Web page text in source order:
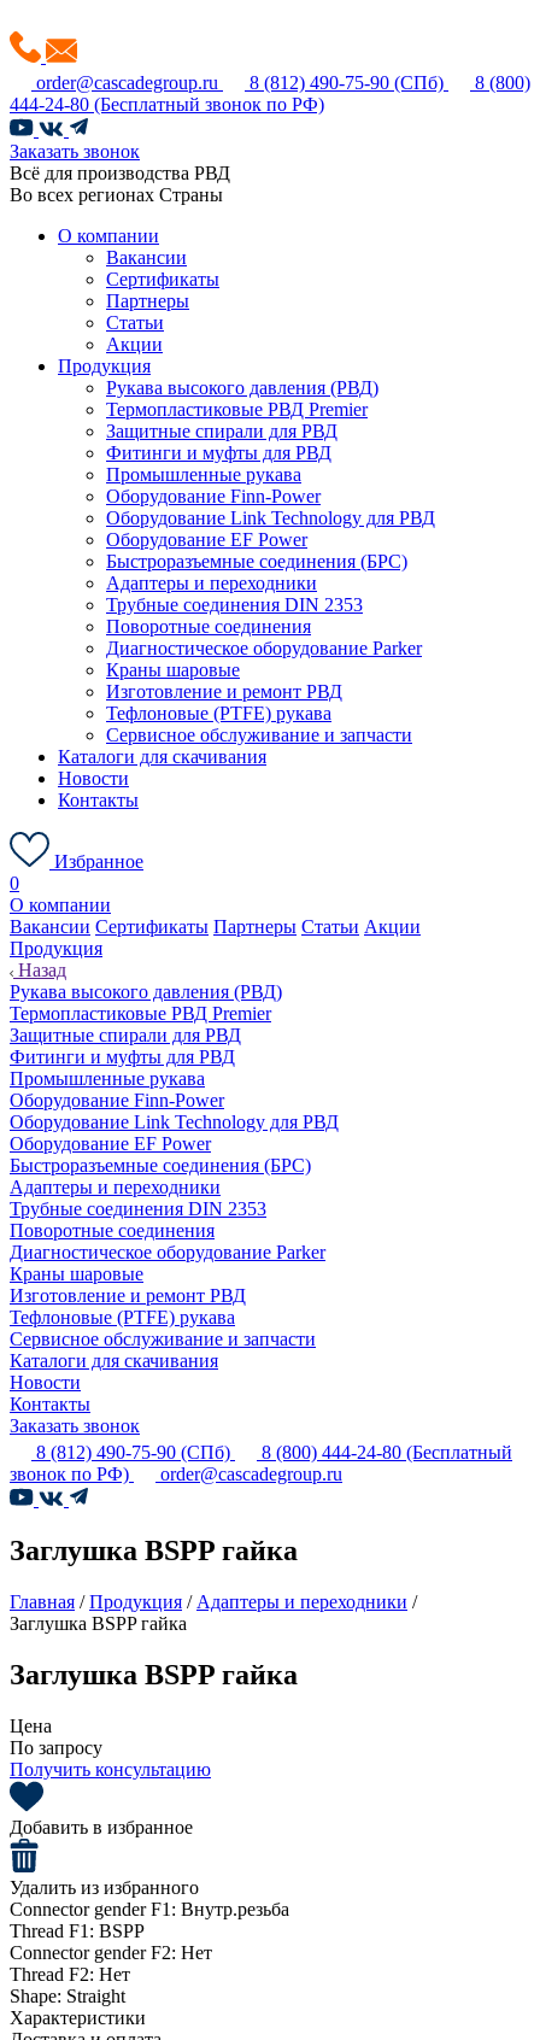
order@cascadegroup.ru 8 (812) 490-75-90 (СПб)
8 (800)
444-24-80 (Бесплатный звонок по РФ)
Заказать звонок
Всё для производства РВД
Во всех регионах Страны
О компании
Вакансии
Сертификаты
Партнеры
Статьи
Акции
Продукция
Рукава высокого давления (РВД)
Термопластиковые РВД Premier
Защитные спирали для РВД
Фитинги и муфты для РВД
Промышленные рукава
Оборудование Finn-Power
Оборудование Link Technology для РВД
Оборудование EF Power
Быстроразъемные соединения (БРС)
Адаптеры и переходники
Трубные соединения DIN 2353
Поворотные соединения
Диагностическое оборудование Parker
Краны шаровые
Изготовление и ремонт РВД
Тефлоновые (PTFE) рукава
Сервисное обслуживание и запчасти
Каталоги для скачивания
Новости
Контакты
Избранное
0
О компании
Вакансии Сертификаты Партнеры Статьи Акции
Продукция
Назад
Рукава высокого давления (РВД)
Термопластиковые РВД Premier
Защитные спирали для РВД
Фитинги и муфты для РВД
Промышленные рукава
Оборудование Finn-Power
Оборудование Link Technology для РВД
Оборудование EF Power
Быстроразъемные соединения (БРС)
Адаптеры и переходники
Трубные соединения DIN 2353
Поворотные соединения
Диагностическое оборудование Parker
Краны шаровые
Изготовление и ремонт РВД
Тефлоновые (PTFE) рукава
Сервисное обслуживание и запчасти
Каталоги для скачивания
Новости
Контакты
Заказать звонок
8 (812) 490-75-90 (СПб) 8 (800) 444-24-80 (Бесплатный
звонок по РФ)
order@cascadegroup.ru
Заглушка BSPP гайка
Главная /Продукция / Адаптеры и переходники /
Заглушка BSPP гайка
Заглушка BSPP гайка
Цена
По запросу
Получить консультацию
Добавить в избранное
Удалить из избранного
Connector gender F1: Внутр.резьба
Thread F1: BSPP
Connector gender F2: Нет
Thread F2: Нет
Shape: Straight
Характеристики